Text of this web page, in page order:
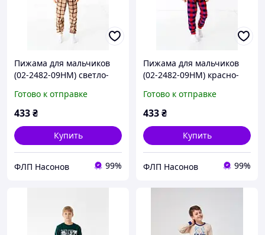
Пижама для мальчиков
(02-2482-09НМ) светло-
см
Готово к отправке
433₴
Купить
ФЛП Насонов 99%
Пижама для мальчиков
(02-2482-09НМ) красно-
Готово к отправке
433₴
Купить
ФЛП Насонов 99%